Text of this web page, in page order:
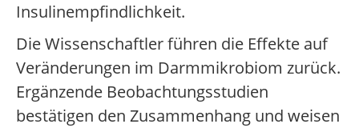
Insulinempfindlichkeit.
Die Wissenschaftler führen die Effekte auf
Veränderungen im Darmmikrobiom zurück.
Ergänzende Beobachtungsstudien
bestätigen den Zusammenhang und weisen